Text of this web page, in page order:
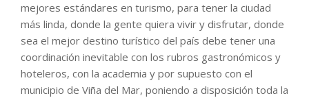
mejores estándares en turismo, para tener la ciudad
más linda, donde la gente quiera vivir y disfrutar, donde
sea el mejor destino turístico del país debe tener una
coordinación inevitable con los rubros gastronómicos y
hoteleros, con la academia y por supuesto con el
municipio de Viña del Mar, poniendo a disposición toda la